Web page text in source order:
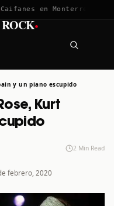
en Monterrey · 12
·
y un piano escupido
Kurt
2 Min Read
febrero, 2020